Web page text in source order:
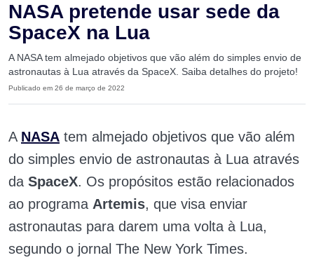
NASA pretende usar sede da
SpaceX na Lua
A NASA tem almejado objetivos que vão além do simples envio de
astronautas à Lua através da SpaceX. Saiba detalhes do projeto!
Publicado em 26 de março de 2022
A NASA tem almejado objetivos que vão além
do simples envio de astronautas à Lua através
da SpaceX. Os propósitos estão relacionados
ao programa Artemis, que visa enviar
astronautas para darem uma volta à Lua,
segundo o jornal The New York Times.